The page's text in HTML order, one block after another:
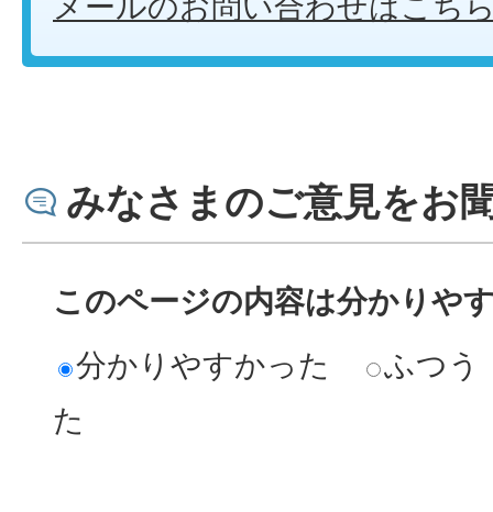
みなさまのご意見をお
このページの内容は分かりや
分かりやすかった
ふつう
た